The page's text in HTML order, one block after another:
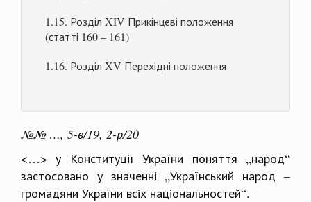
1.15. Розділ XIV Прикінцеві положення
(статті 160 – 161)
1.16. Розділ XV Перехідні положення
№№ …, 5-в/19, 2-р/20
<…> у Конституції України поняття „народ“
застосовано у значенні „Український народ –
громадяни України всіх національностей“.